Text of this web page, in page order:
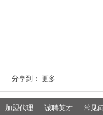
分享到： 更多
加盟代理 诚聘英才 常见